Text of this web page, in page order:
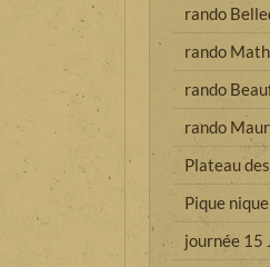
rando
rando
rando
rando
Plateau
Pique
journée 15